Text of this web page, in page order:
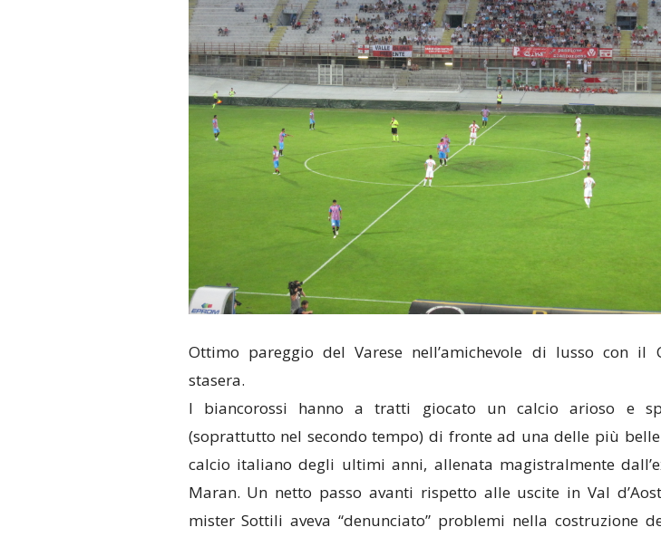
Ottimo pareggio del Varese nell’amichevole di lusso con il
stasera.
I biancorossi hanno a tratti giocato un calcio arioso e
(soprattutto nel secondo tempo) di fronte ad una delle più
calcio italiano degli ultimi anni, allenata magistralmente
Maran. Un netto passo avanti rispetto alle uscite in Val
mister Sottili aveva “denunciato” problemi nella costruzione